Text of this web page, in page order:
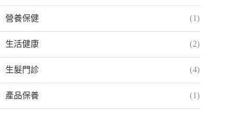
營養保健 (1)
生活健康 (2)
生髮門診 (4)
產品保養 (1)